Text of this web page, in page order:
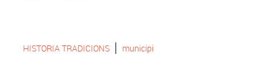
HISTORIA TRADICIONS municipi